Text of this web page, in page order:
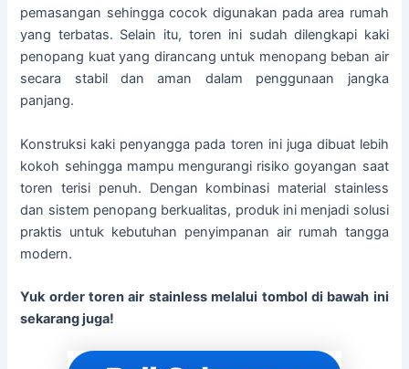
pemasangan sehingga cocok digunakan pada area rumah
yang terbatas. Selain itu, toren ini sudah dilengkapi kaki
penopang kuat yang dirancang untuk menopang beban air
secara stabil dan aman dalam penggunaan jangka
panjang.
Konstruksi kaki penyangga pada toren ini juga dibuat lebih
kokoh sehingga mampu mengurangi risiko goyangan saat
toren terisi penuh. Dengan kombinasi material stainless
dan sistem penopang berkualitas, produk ini menjadi solusi
praktis untuk kebutuhan penyimpanan air rumah tangga
modern.
Yuk order toren air stainless melalui tombol di bawah ini
sekarang juga!